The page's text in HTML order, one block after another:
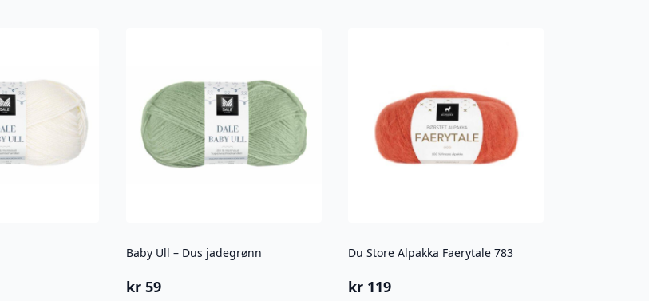
Baby Ull – Dus jadegrønn
kr59
Du Store Alpakka Faerytale 783
kr 119